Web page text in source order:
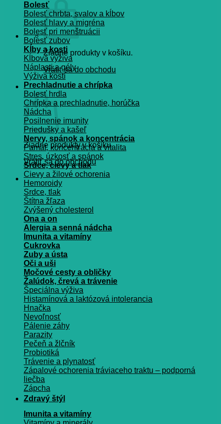
Žiadne produkty v košíku.
Vrátiť sa do obchodu
Košík
Žiadne produkty v košíku.
Vrátiť sa do obchodu
Bolesť
Bolesť chrbta, svalov a kĺbov
Bolesť hlavy a migréna
Bolesť pri menštruácii
Bolesť zubov
Kĺby a kosti
Kĺbová výživa
Náplasti a gély
Výživa kostí
Prechladnutie a chrípka
Bolesť hrdla
Chrípka a prechladnutie, horúčka
Nádcha
Posilnenie imunity
Priedušky a kašeľ
Nervy, spánok a koncentrácia
Pamät, koncentrácia a vitalita
Stres, úzkosť a spánok
Srdce, cievy a tlak
Cievy a žilové ochorenia
Hemoroidy
Srdce, tlak
Štítna žľaza
Zvýšený cholesterol
Ona a on
Alergia a senná nádcha
Imunita a vitamíny
Cukrovka
Zuby a ústa
Oči a uši
Močové cesty a obličky
Žalúdok, črevá a trávenie
Špeciálna výživa
Histamínová a laktózová intolerancia
Hnačka
Nevoľnosť
Pálenie záhy
Parazity
Pečeň a žlčník
Probiotiká
Trávenie a plynatosť
Zápalové ochorenia tráviaceho traktu – podporná
liečba
Zápcha
Zdravý štýl
Imunita a vitamíny